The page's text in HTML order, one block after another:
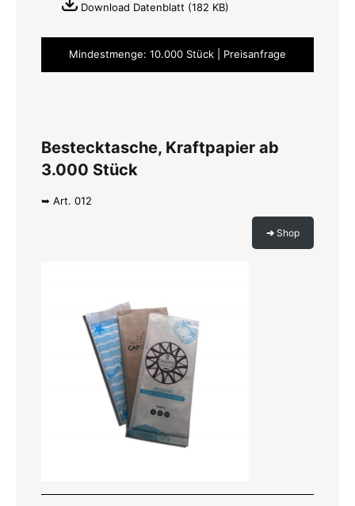
Download Datenblatt (182 KB)
Mindestmenge: 10.000 Stück | Preisanfrage
Bestecktasche, Kraftpapier ab
3.000 Stück
➥ Art. 012
➔ Shop